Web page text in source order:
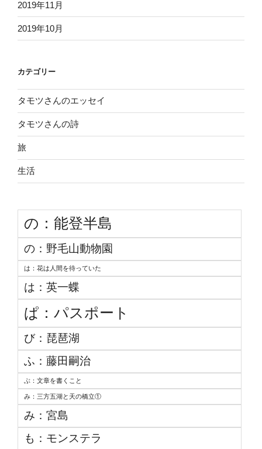
2019年11月
2019年10月
カテゴリー
タモツさんのエッセイ
タモツさんの詩
旅
生活
の：能登半島
の：野毛山動物園
は：花は人間を待っていた
は：英一蝶
ぱ：パスポート
び：琵琶湖
ふ：藤田嗣治
ぶ：文章を書くこと
み：三方五湖と天の橋立①
み：宮島
も：モンステラ